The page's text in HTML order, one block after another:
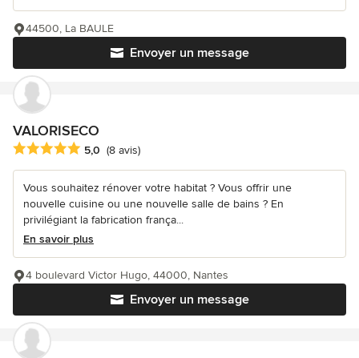
Envoyer un message
44500, La BAULE
VALORISECO
Note moyenne : 5 étoiles sur 5
5,0 (8 avis)
Vous souhaitez rénover votre habitat ? Vous offrir une
nouvelle cuisine ou une nouvelle salle de bains ? En
privilégiant la fabrication frança...
En savoir plus
Envoyer un message
4 boulevard Victor Hugo, 44000, Nantes